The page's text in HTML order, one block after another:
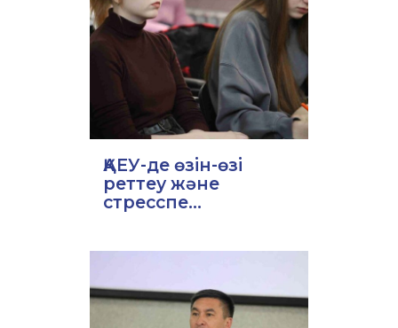
ҚАЕУ-де өзін-өзі
реттеу және
стресспе...